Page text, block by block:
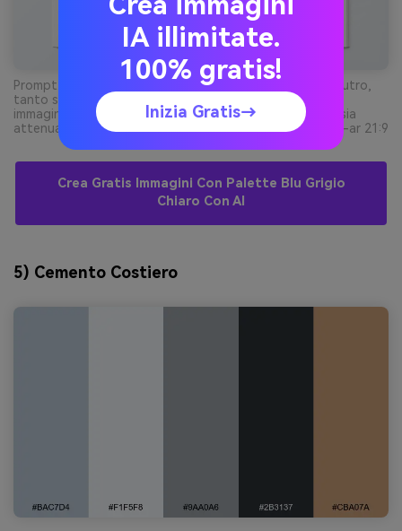
Prompt: layout editoriale magazine pulito su sfondo neutro,
tanto spazio bianco, blocchi di tipografia e placeholder
immagine con blu grigio chiaro soft, grigio pallido, ardesia
attenuata, testo grafite scuro e accento crema calda --ar 21:9
Crea Gratis Immagini Con Palette Blu Grigio
Chiaro Con AI
5) Cemento Costiero
IA illimitate.
100% gratis!
Inizia Gratis→